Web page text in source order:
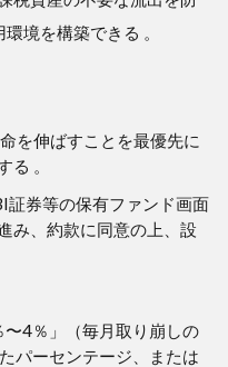
境を構築できる 。
を伸ばすことを最優先に
。
証券等の保有ファンド画面
み、約款に同意の上、設
4％」（毎月取り崩しの
パーセンテージ、または